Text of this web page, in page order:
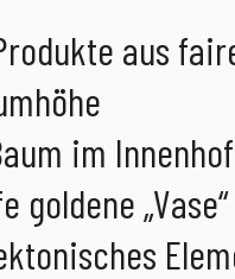
aus
im
„Vase“